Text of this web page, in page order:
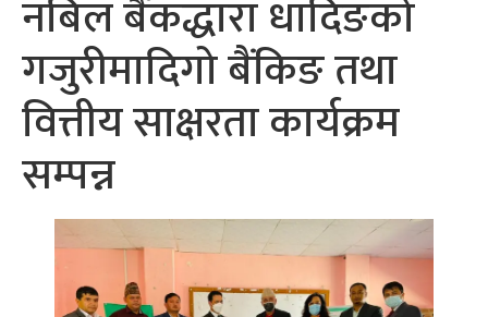
नबिल बैंकद्धारा धादिङको
गजुरीमादिगो बैंकिङ तथा
वित्तीय साक्षरता कार्यक्रम
सम्पन्न